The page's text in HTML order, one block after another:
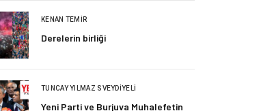
KENAN TEMIR
Derelerin birliği
TUNCAY YILMAZ SVEYDIYELI
Yeni Parti ve Burjuva Muhalefetin